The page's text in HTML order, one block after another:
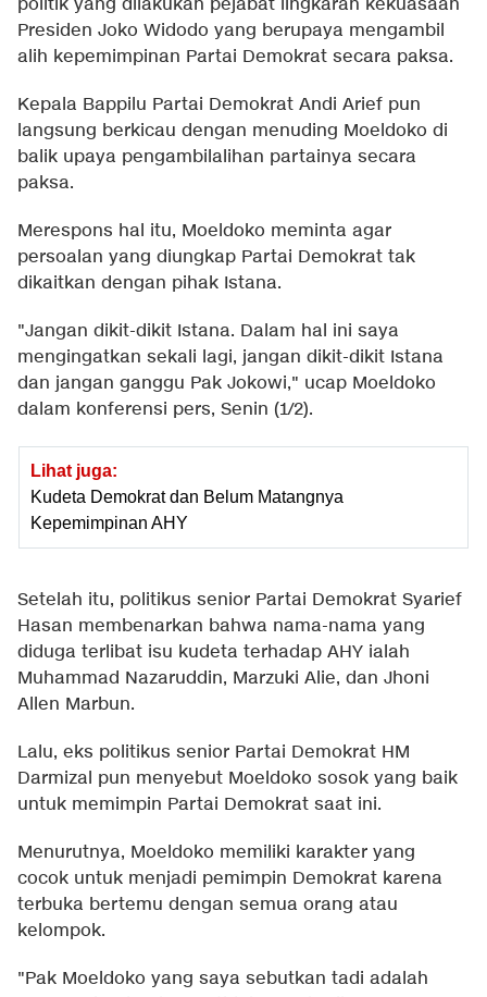
Presiden Joko Widodo yang berupaya mengambil
alih kepemimpinan Partai Demokrat secara paksa.
Kepala Bappilu Partai Demokrat Andi Arief pun
langsung berkicau dengan menuding Moeldoko di
balik upaya pengambilalihan partainya secara
paksa.
Merespons hal itu, Moeldoko meminta agar
persoalan yang diungkap Partai Demokrat tak
dikaitkan dengan pihak Istana.
"Jangan dikit-dikit Istana. Dalam hal ini saya
mengingatkan sekali lagi, jangan dikit-dikit Istana
dan jangan ganggu Pak Jokowi," ucap Moeldoko
dalam konferensi pers, Senin (1/2).
Lihat juga:
Kudeta Demokrat dan Belum Matangnya
Kepemimpinan AHY
Setelah itu, politikus senior Partai Demokrat Syarief
Hasan membenarkan bahwa nama-nama yang
diduga terlibat isu kudeta terhadap AHY ialah
Muhammad Nazaruddin, Marzuki Alie, dan Jhoni
Allen Marbun.
Lalu, eks politikus senior Partai Demokrat HM
Darmizal pun menyebut Moeldoko sosok yang baik
untuk memimpin Partai Demokrat saat ini.
Menurutnya, Moeldoko memiliki karakter yang
cocok untuk menjadi pemimpin Demokrat karena
terbuka bertemu dengan semua orang atau
kelompok.
"Pak Moeldoko yang saya sebutkan tadi adalah